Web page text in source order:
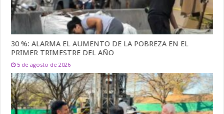
30 %: ALARMA EL AUMENTO DE LA POBREZA EN EL
PRIMER TRIMESTRE DEL AÑO
5 de agosto de 2026